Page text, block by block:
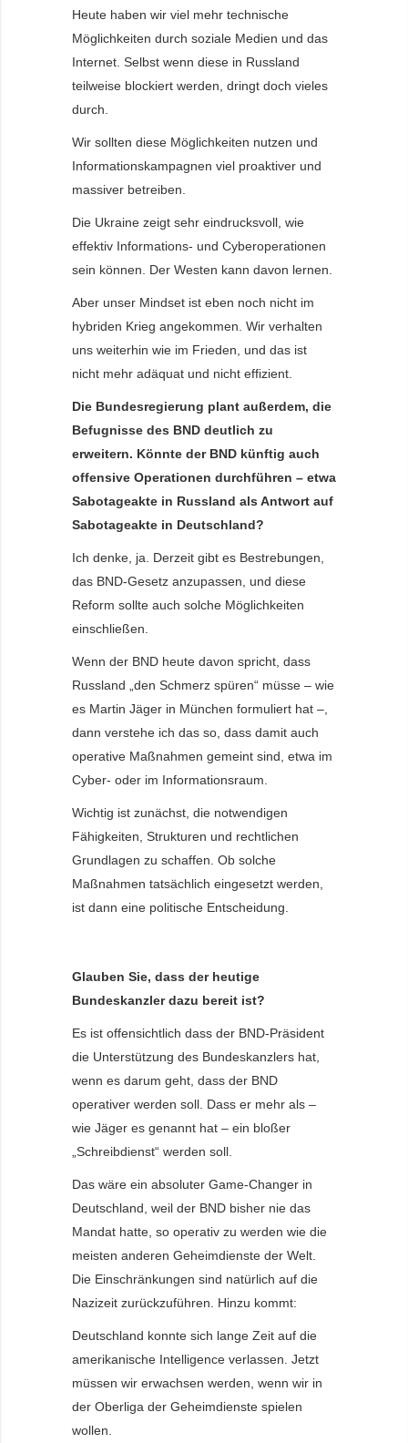
Heute haben wir viel mehr technische
Möglichkeiten durch soziale Medien und das
Internet. Selbst wenn diese in Russland
teilweise blockiert werden, dringt doch vieles
durch.
Wir sollten diese Möglichkeiten nutzen und
Informationskampagnen viel proaktiver und
massiver betreiben.
Die Ukraine zeigt sehr eindrucksvoll, wie
effektiv Informations- und Cyberoperationen
sein können. Der Westen kann davon lernen.
Aber unser Mindset ist eben noch nicht im
hybriden Krieg angekommen. Wir verhalten
uns weiterhin wie im Frieden, und das ist
nicht mehr adäquat und nicht effizient.
Die Bundesregierung plant außerdem, die
Befugnisse des BND deutlich zu
erweitern. Könnte der BND künftig auch
offensive Operationen durchführen – etwa
Sabotageakte in Russland als Antwort auf
Sabotageakte in Deutschland?
Ich denke, ja. Derzeit gibt es Bestrebungen,
das BND-Gesetz anzupassen, und diese
Reform sollte auch solche Möglichkeiten
einschließen.
Wenn der BND heute davon spricht, dass
Russland „den Schmerz spüren“ müsse – wie
es Martin Jäger in München formuliert hat –,
dann verstehe ich das so, dass damit auch
operative Maßnahmen gemeint sind, etwa im
Cyber- oder im Informationsraum.
Wichtig ist zunächst, die notwendigen
Fähigkeiten, Strukturen und rechtlichen
Grundlagen zu schaffen. Ob solche
Maßnahmen tatsächlich eingesetzt werden,
ist dann eine politische Entscheidung.
Glauben Sie, dass der heutige
Bundeskanzler dazu bereit ist?
Es ist offensichtlich dass der BND-Präsident
die Unterstützung des Bundeskanzlers hat,
wenn es darum geht, dass der BND
operativer werden soll. Dass er mehr als –
wie Jäger es genannt hat – ein bloßer
„Schreibdienst“ werden soll.
Das wäre ein absoluter Game-Changer in
Deutschland, weil der BND bisher nie das
Mandat hatte, so operativ zu werden wie die
meisten anderen Geheimdienste der Welt.
Die Einschränkungen sind natürlich auf die
Nazizeit zurückzuführen. Hinzu kommt:
Deutschland konnte sich lange Zeit auf die
amerikanische Intelligence verlassen. Jetzt
müssen wir erwachsen werden, wenn wir in
der Oberliga der Geheimdienste spielen
wollen.